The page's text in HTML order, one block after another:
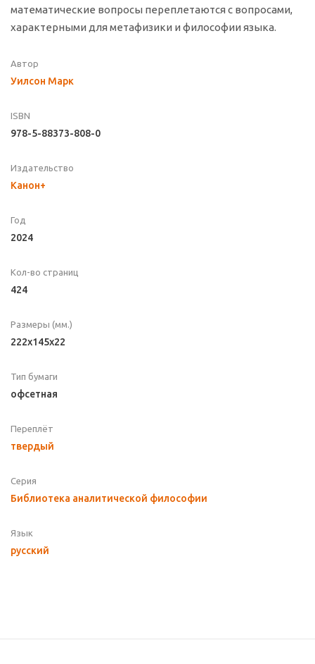
математические вопросы переплетаются с вопросами,
характерными для метафизики и философии языка.
Автор
Уилсон Марк
ISBN
978-5-88373-808-0
Издательство
Канон+
Год
2024
Кол-во страниц
424
Размеры (мм.)
222х145х22
Тип бумаги
офсетная
Переплёт
твердый
Серия
Библиотека аналитической философии
Язык
русский